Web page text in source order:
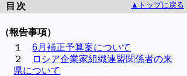
目次
▲トップに戻る
（報告事項）
１6月補正予算案について
２
ロシア企業家組織連盟関係者の来
県について